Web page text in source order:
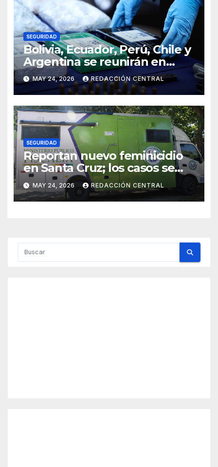
SEGURIDAD
Bolivia, Ecuador, Perú, Chile y
Argentina se reunirán en
Santiago contra la
delincuencia organizada
transnacional
MAY 24, 2026 REDACCIÓN CENTRAL
SEGURIDAD
Reportan nuevo feminicidio
en Santa Cruz; los casos se
elevan a 33 en el país
MAY 24, 2026 REDACCIÓN CENTRAL